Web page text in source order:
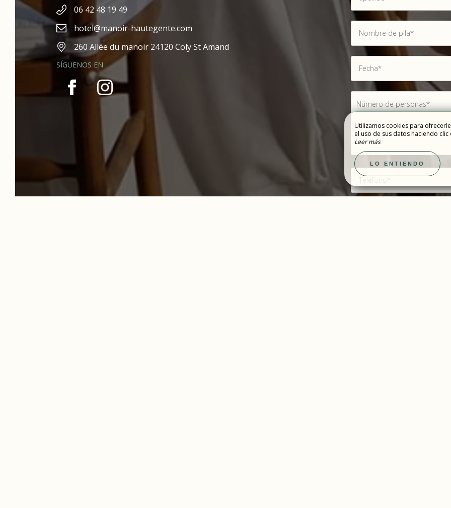
BODAS Y EVENTOS
RELAJACIÓN Y
OFERTAS Y
REGALO
06 42 48 19 49
hotel@manoir-hautegente.com
260 Allée du manoir 24120 Coly St Amand
SÍGUENOS EN
Utilizamos cookies para
el uso de sus datos haciendo clic
Leer más
LO ENTIENDO